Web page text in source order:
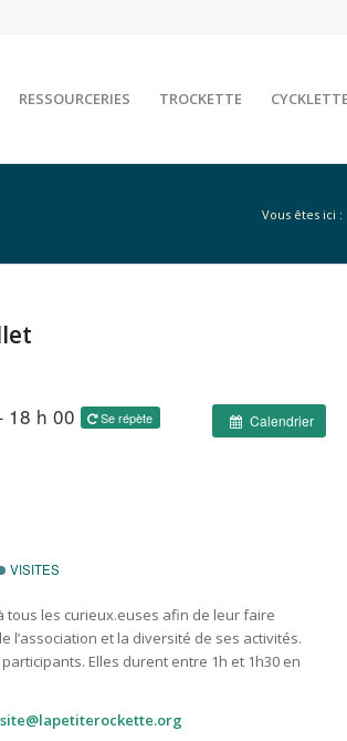
RESSOURCERIES TROCKETTE
Vous êtes ici :
Calendrier
18 h 00 Se répète
VISITES
tous les curieux.euses afin de leur faire
l’association et la diversité de ses activités.
Elles durent entre 1h et 1h30 en